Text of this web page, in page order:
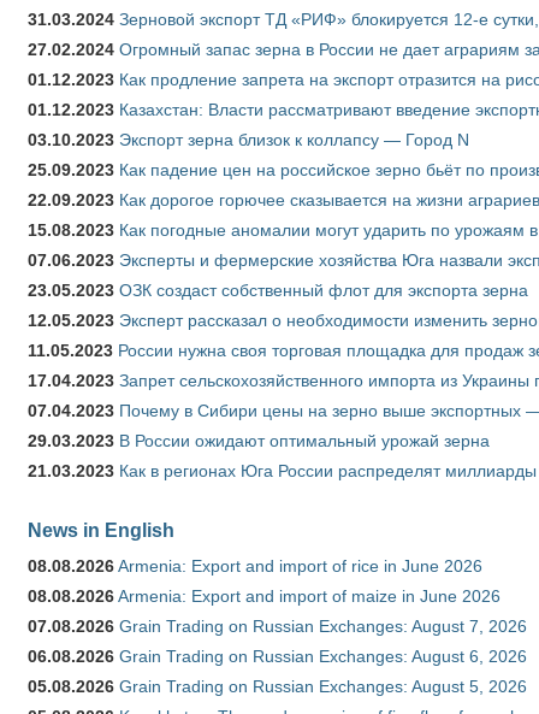
31.03.2024 Зерновой экспорт ТД «РИФ» блокируется 12-е
27.02.2024 Огромный запас зерна в России не дает аграриям
01.12.2023 Как продление запрета на экспорт отразится на
01.12.2023 Казахстан: Власти рассматривают введение
03.10.2023 Экспорт зерна близок к коллапсу — Город N
25.09.2023 Как падение цен на российское зерно бьёт по
22.09.2023 Как дорогое горючее сказывается на жизни аграриев
15.08.2023 Как погодные аномалии могут ударить по урожаям
07.06.2023 Эксперты и фермерские хозяйства Юга назвали
23.05.2023 ОЗК создаст собственный флот для экспорта зерна
12.05.2023 Эксперт рассказал о необходимости изменить
11.05.2023 России нужна своя торговая площадка для продаж
17.04.2023 Запрет сельскохозяйственного импорта из
07.04.2023 Почему в Сибири цены на зерно выше экспортных
29.03.2023 В России ожидают оптимальный урожай зерна
21.03.2023 Как в регионах Юга России распределят
News in English
08.08.2026Armenia: Export and import of rice in June 2026
08.08.2026Armenia: Export and import of maize in June 2026
07.08.2026 Grain Trading on Russian Exchanges: August 7, 2026
06.08.2026 Grain Trading on Russian Exchanges: August 6, 2026
05.08.2026 Grain Trading on Russian Exchanges: August 5, 2026